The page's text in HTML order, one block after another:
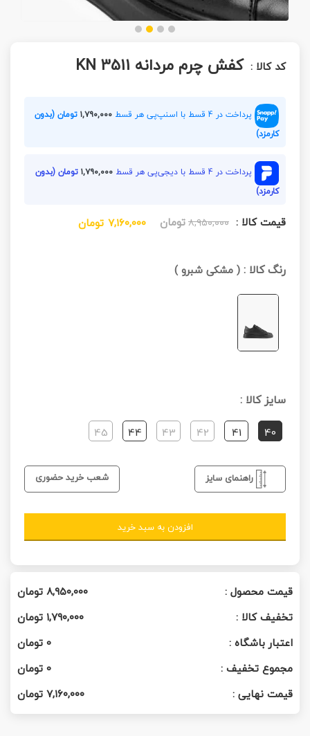
کد کالا : کفش چرم مردانه KN 3511
پرداخت در 4 قسط با اسنپ‌پی هر قسط ۱,۷۹۰,۰۰۰تومان (بدون
کارمزد)
پرداخت در 4 قسط با دیجی‌پی هر قسط ۱,۷۹۰,۰۰۰تومان (بدون
کارمزد)
قیمت کالا : ۸,۹۵۰,۰۰۰تومان ۷,۱۶۰,۰۰۰ تومان
رنگ کالا :(مشکی شبرو)
سایز کالا :
40
41
42
43
44
45
راهنمای سایز شعب خرید حضوری
افزودن به سبد خرید
قیمت محصول : ۸,۹۵۰,۰۰۰تومان
تخفیف کالا :
۱,۷۹۰,۰۰۰ تومان
اعتبار باشگاه :
0تومان
مجموع تخفیف :
0تومان
قیمت نهایی :
۷,۱۶۰,۰۰۰تومان